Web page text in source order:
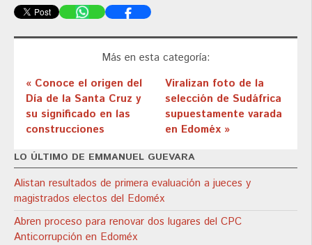
Más en esta categoría:
« Conoce el origen del
Día de la Santa Cruz y
su significado en las
construcciones
Viralizan foto de la
selección de Sudáfrica
supuestamente varada
en Edoméx »
LO ÚLTIMO DE EMMANUEL GUEVARA
Alistan resultados de primera evaluación a jueces y
magistrados electos del Edoméx
Abren proceso para renovar dos lugares del CPC
Anticorrupción en Edoméx